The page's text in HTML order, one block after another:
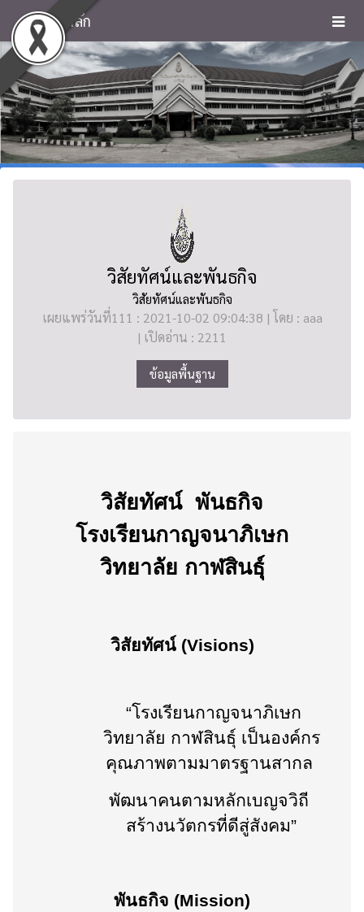
หน้าหลัก
วิสัยทัศน์และพันธกิจ
วิสัยทัศน์และพันธกิจ
เผยแพร่วันที่111 : 2021-10-02 09:04:38 | โดย : aaa
| เปิดอ่าน : 2211
ข้อมูลพื้นฐาน
วิสัยทัศน์ พันธกิจ
โรงเรียนกาญจนาภิเษก
วิทยาลัย กาฬสินธุ์
วิสัยทัศน์ (Visions)
“โรงเรียนกาญจนาภิเษก
วิทยาลัย กาฬสินธุ์ เป็นองค์กร
คุณภาพตามมาตรฐานสากล
พัฒนาคนตามหลักเบญจวิถี
สร้างนวัตกรที่ดีสู่สังคม”
พันธกิจ (Mission)